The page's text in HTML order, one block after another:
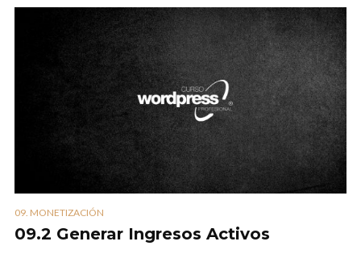
09. MONETIZACIÓN
09.2 Generar Ingresos Activos